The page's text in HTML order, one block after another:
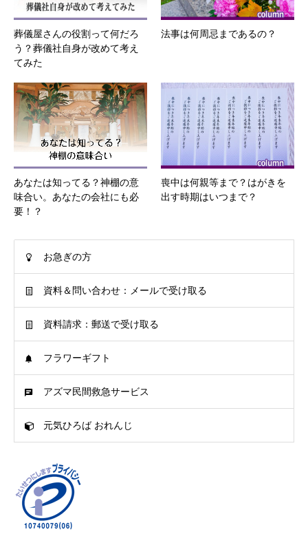
葬儀屋さんの役割って何だろ
う？葬儀社自身が改めて考え
てみた
法事は何周忌まであるの？
あなたは知ってる？神棚の意
味合い。あなたの会社にも必
要！？
喪中は何親等まで？はがきを
出す時期はいつまで？
お急ぎの方
資料＆問い合わせ：メールで受け取る
資料請求：郵送で受け取る
フラワーギフト
アズマ民間救急サービス
元気ひろば おれんじ